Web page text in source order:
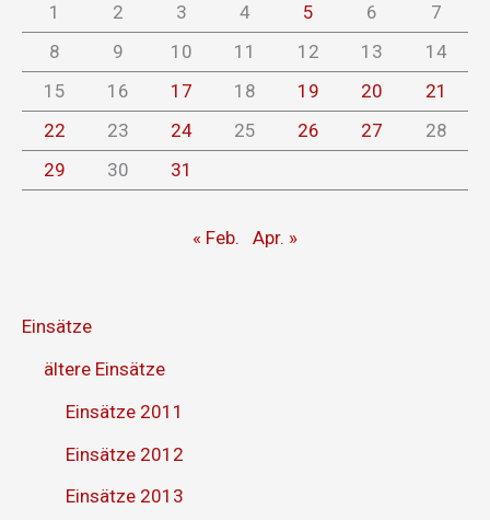
1 2 3 4 5 6
7
8
9 10 11 12 13
14
15
16 17 18 19 20
21
22
23 24 25 26 27
28
29
30 31
« Feb. Apr. »
Einsätze
ältere Einsätze
Einsätze 2011
Einsätze 2012
Einsätze 2013